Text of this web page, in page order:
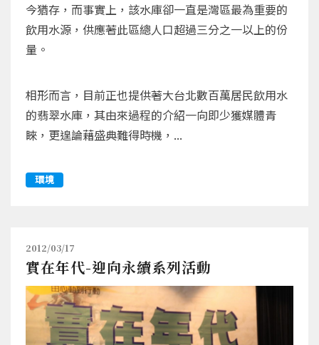
今猶存，而事實上，該水庫卻一直是灣區最為重要的
飲用水源，供應著此區總人口超過三分之一以上的份
量。
相形而言，目前正也提供著大台北數百萬居民飲用水
的翡翠水庫，其由來過程的介紹一向即少獲媒體青
睞，更遑論藉盛典難得時機，...
環境
2012/03/17
實在年代-迎向永續系列活動